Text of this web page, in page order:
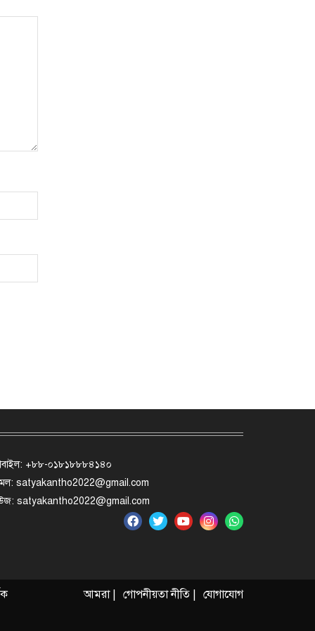
+৮৮-০১৮১৮৮৮৪১৪০
satyakantho2022@gmail.com
satyakantho2022@gmail.com
আমরা | গোপনীয়তা নীতি | যোগাযোগ